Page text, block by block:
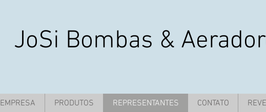
JoSi Bombas &
EMPRESA PRODUTOS REPRESENTANTES CONTATO